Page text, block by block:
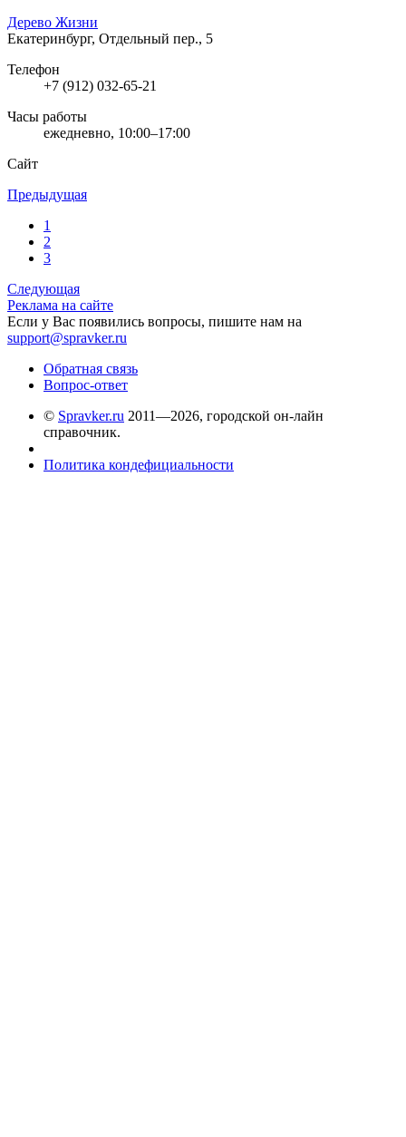
Дерево Жизни
Екатеринбург, Отдельный пер., 5
Телефон
+7 (912) 032-65-21
Часы работы
ежедневно, 10:00–17:00
Сайт
Предыдущая
1
2
3
Следующая
Реклама на сайте
Если у Вас появились вопросы, пишите нам на
support@spravker.ru
Обратная связь
Вопрос-ответ
© Spravker.ru 2011—2026, городской он-лайн
справочник.
Политика кондефициальности